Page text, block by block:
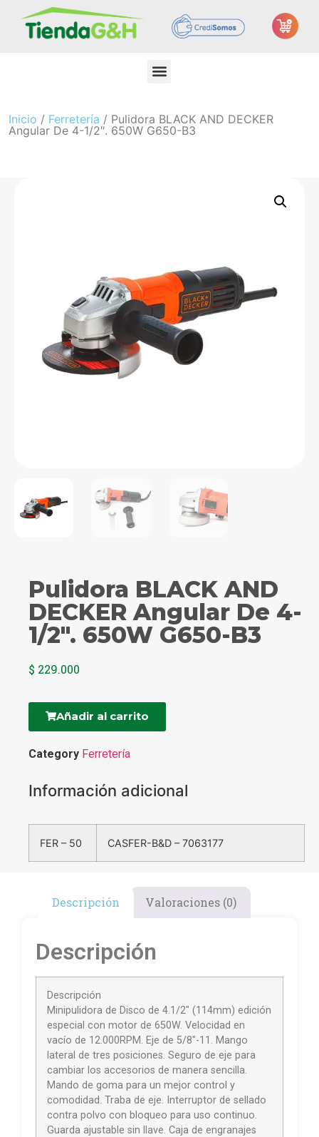
Inicio / Ferretería / Pulidora BLACK AND DECKER
Angular De 4-1/2″. 650W G650-B3
Pulidora BLACK AND
DECKER Angular De 4-
1/2″. 650W G650-B3
$ 229.000
Añadir al carrito
Category Ferretería
Información adicional
FER – 50 CASFER-B&D – 7063177
Descripción Valoraciones (0)
Descripción
Descripción
Minipulidora de Disco de 4.1/2″ (114mm) edición
especial con motor de 650W. Velocidad en
vacío de 12.000RPM. Eje de 5/8″-11. Mango
lateral de tres posiciones. Seguro de eje para
cambiar los accesorios de manera sencilla.
Mando de goma para un mejor control y
comodidad. Traba de eje. Interruptor de sellado
contra polvo con bloqueo para uso continuo.
Guarda ajustable sin llave. Caja de engranajes